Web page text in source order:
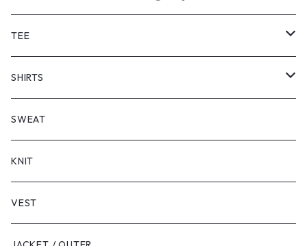
TEE
SHORT SLEEVE
LONG SLEEVE
SHIRTS
SHORT SLEEVE
LONG SLEEVE
SWEAT
KNIT
VEST